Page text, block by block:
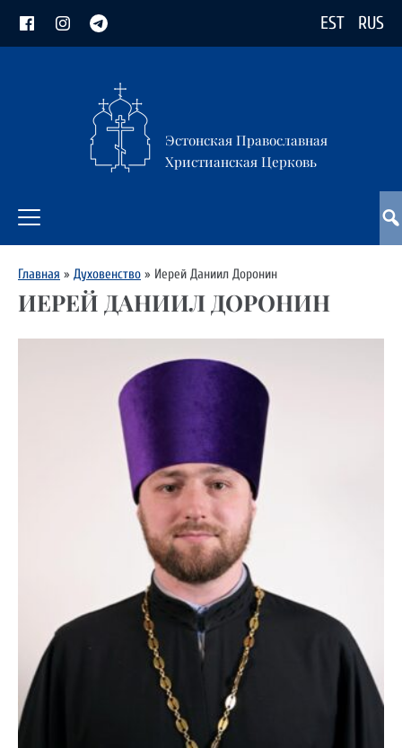
EST RUS
Эстонская Православная
Христианская Церковь
Главная » Духовенство » Иерей Даниил Доронин
ИЕРЕЙ ДАНИИЛ ДОРОНИН